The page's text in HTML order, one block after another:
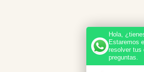
Hola,
Estaremos
resolver tus
preguntas.